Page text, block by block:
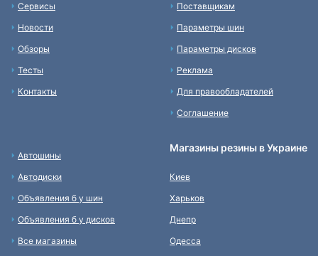
Сервисы
Новости
Обзоры
Тесты
Контакты
Поставщикам
Параметры шин
Параметры дисков
Реклама
Для правообладателей
Соглашение
Автошины
Автодиски
Объявления б у шин
Объявления б у дисков
Все магазины
Магазины резины в Украине
Киев
Харьков
Днепр
Одесса